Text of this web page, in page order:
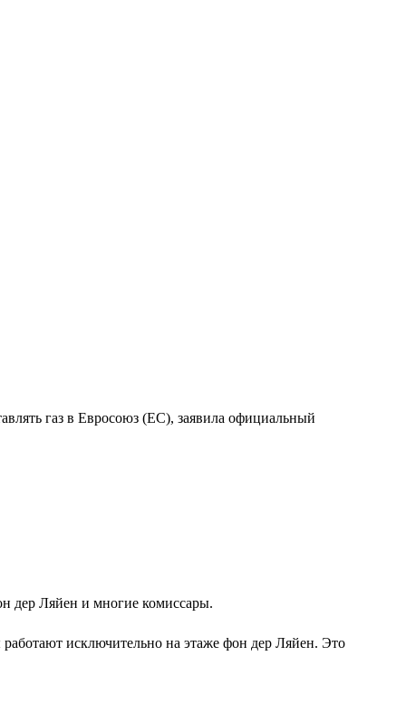
газ в Евросоюз (ЕС), заявила официальный
дер Ляйен и многие комиссары.
исключительно на этаже фон дер Ляйен. Это